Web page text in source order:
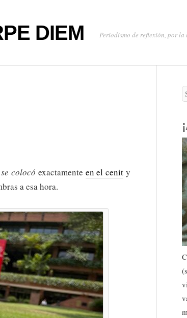
DIEM Periodismo de reflexión, por
se colocó exactamente en el cenit y
a esa hora.